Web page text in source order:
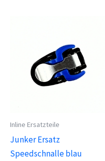
Inline Ersatzteile
Junker Ersatz
Speedschnalle blau